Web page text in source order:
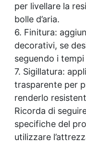
per livellare la
bolle d’aria.
6. Finitura:
decorativi, se
seguendo i
7. Sigillatura:
trasparente per
renderlo
Ricorda di
specifiche del
utilizzare